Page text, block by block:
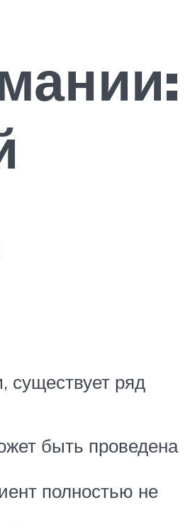
существует ряд
быть проведена
полностью не